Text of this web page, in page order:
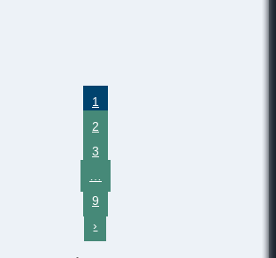
1
2
3
9
›